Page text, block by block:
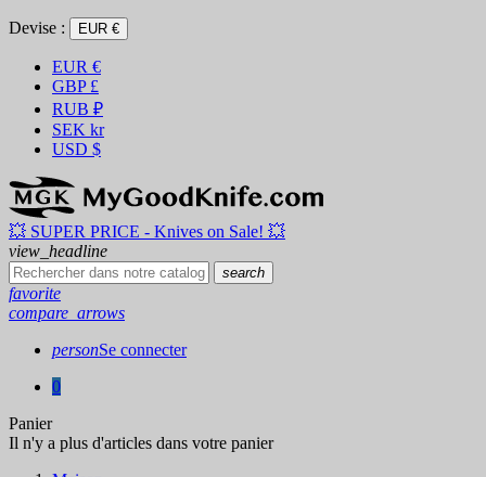
Devise : EUR €
EUR €
GBP £
RUB ₽
SEK kr
USD $
💥 SUPER PRICE - Knives on Sale! 💥
view_headline
search
favorite
compare_arrows
personSe connecter
0
Panier
Il n'y a plus d'articles dans votre panier